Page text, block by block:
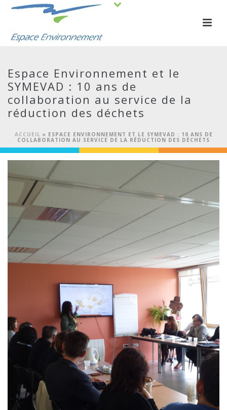
Espace Environnement et le
SYMEVAD : 10 ans de
collaboration au service de la
réduction des déchets
ACCUEIL » ESPACE ENVIRONNEMENT ET LE SYMEVAD : 10 ANS DE
COLLABORATION AU SERVICE DE LA RÉDUCTION DES DÉCHETS